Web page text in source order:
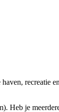
recreatie
Heb je